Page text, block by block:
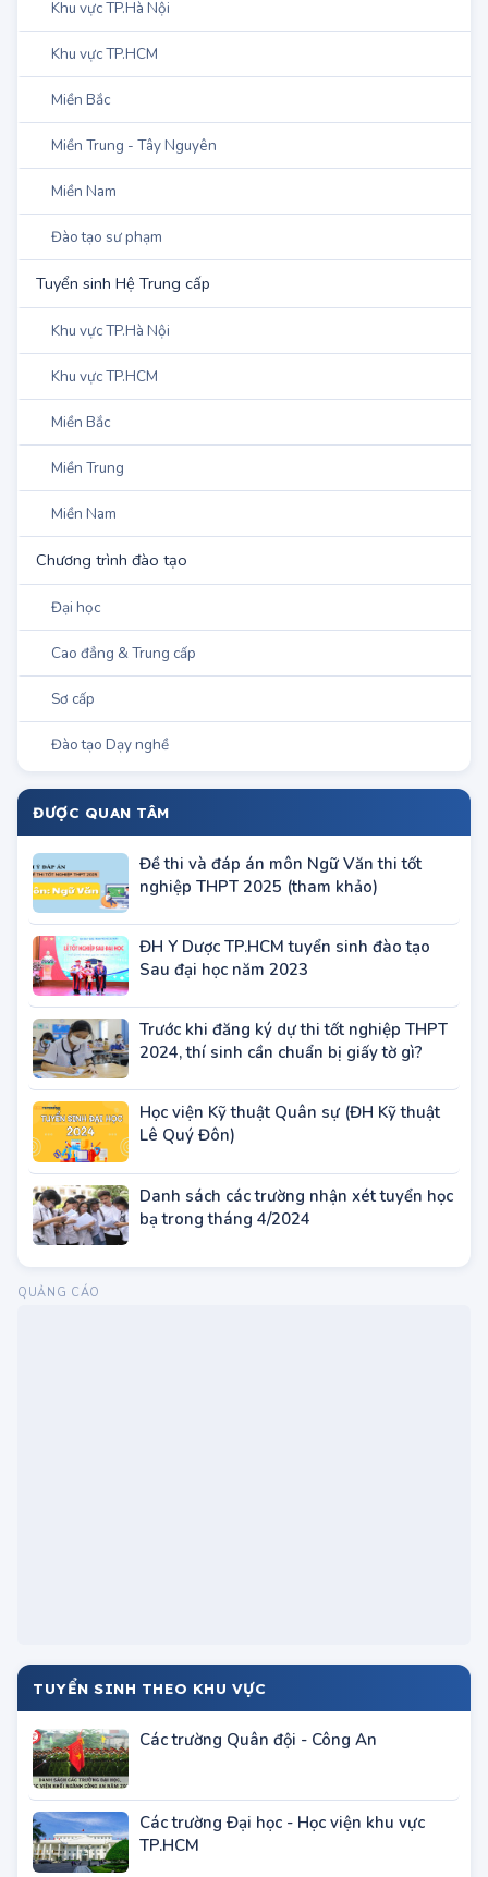
Khu vực TP.Hà Nội
Khu vực TP.HCM
Miền Bắc
Miền Trung - Tây Nguyên
Miền Nam
Đào tạo sư phạm
Tuyển sinh Hệ Trung cấp
Khu vực TP.Hà Nội
Khu vực TP.HCM
Miền Bắc
Miền Trung
Miền Nam
Chương trình đào tạo
Đại học
Cao đẳng & Trung cấp
Sơ cấp
Đào tạo Dạy nghề
ĐƯỢC QUAN TÂM
Đề thi và đáp án môn Ngữ Văn thi tốt
nghiệp THPT 2025 (tham khảo)
ĐH Y Dược TP.HCM tuyển sinh đào tạo
Sau đại học năm 2023
Trước khi đăng ký dự thi tốt nghiệp THPT
2024, thí sinh cần chuẩn bị giấy tờ gì?
Học viện Kỹ thuật Quân sự (ĐH Kỹ thuật
Lê Quý Đôn)
Danh sách các trường nhận xét tuyển học
bạ trong tháng 4/2024
TUYỂN SINH THEO KHU VỰC
Các trường Quân đội - Công An
Các trường Đại học - Học viện khu vực
TP.HCM